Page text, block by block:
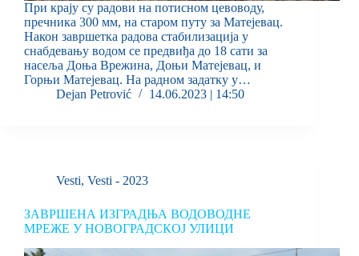
При крају су радови на потисном цевоводу,
пречника 300 мм, на старом путу за Матејевац.
Након завршетка радова стабилизација у
снабдевању водом се предвиђа до 18 сати за
насеља Доња Врежина, Доњи Матејевац, и
Горњи Матејевац. На радном задатку у…
Dejan Petrović
14.06.2023 | 14:50
Vesti, Vesti - 2023
ЗАВРШЕНА ИЗГРАДЊА ВОДОВОДНЕ
МРЕЖЕ У НОВОГРАДСКОЈ УЛИЦИ